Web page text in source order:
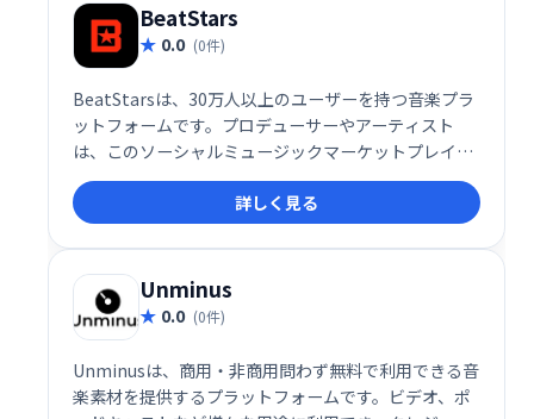
BeatStars
0.0 (0件)
BeatStarsは、30万人以上のユーザーを持つ音楽プラ
ットフォームです。プロデューサーやアーティスト
は、このソーシャルミュージックマーケットプレイス
を通じて、楽曲の制作、販売、配信、共有、そしてコ
ラボレーションを容易に行えます。オンラインストリ
ーミングにも対応し、音楽制作に関わる全てをサポー
トします。
詳しく見る
Unminus
0.0 (0件)
Unminusは、商用・非商用問わず無料で利用できる音
楽素材を提供するプラットフォームです。ビデオ、ポ